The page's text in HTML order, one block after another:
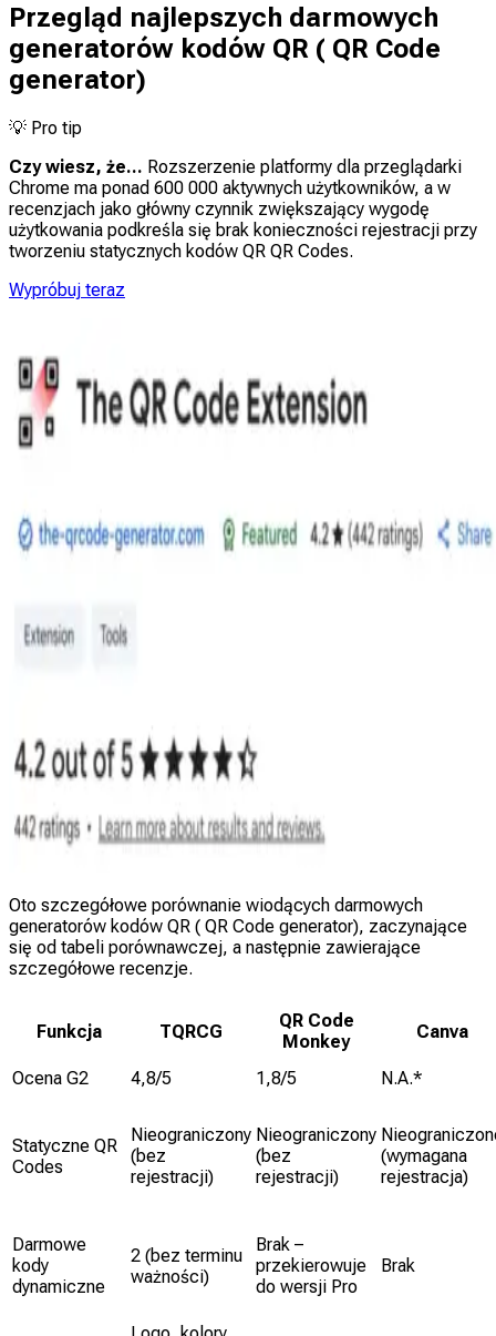
Przegląd najlepszych darmowych
generatorów kodów QR ( QR Code
generator)
💡 Pro tip
Czy wiesz, że... Rozszerzenie platformy dla przeglądarki
Chrome ma ponad 600 000 aktywnych użytkowników, a w
recenzjach jako główny czynnik zwiększający wygodę
użytkowania podkreśla się brak konieczności rejestracji przy
tworzeniu statycznych kodów QR QR Codes.
Wypróbuj teraz
Oto szczegółowe porównanie wiodących darmowych
generatorów kodów QR ( QR Code generator), zaczynające
się od tabeli porównawczej, a następnie zawierające
szczegółowe recenzje.
Funkcja TQRCG
QR Code
Monkey
Canva
Ocena G2 4,8/5 1,8/5 N.A.*
Statyczne QR
Codes
Nieograniczony
(bez
rejestracji)
Nieograniczony
(bez
rejestracji)
(wymagana
rejestracja)
Darmowe
kody
dynamiczne
2 (bez terminu
ważności)
Brak –
przekierowuje
do wersji Pro
Brak